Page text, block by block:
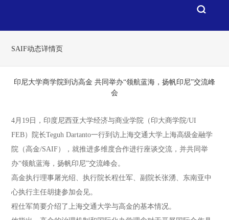
SAIF动态详情页
印尼大学商学院到访高金 共同举办“领航蓝海，扬帆印尼”交流峰
会
4月19日，印度尼西亚大学经济与商业学院（印大商学院/UI
FEB）院长Teguh Dartanto一行到访上海交通大学上海高级金融学
院（高金/SAIF），就推进多维度合作进行座谈交流，并共同举
办“领航蓝海，扬帆印尼”交流峰会。
高金执行理事屠光绍、执行院长程仕军、副院长张湧、东南亚中
心执行主任胡捷参加会见。
程仕军简要介绍了上海交通大学与高金的基本情况。